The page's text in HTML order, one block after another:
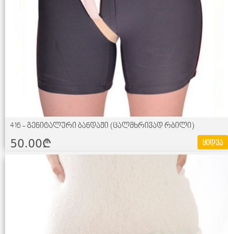
416 - გენიტალური ბანდაჟი (ცალმხრივად რბილი)
50.00¢ ყიდვა